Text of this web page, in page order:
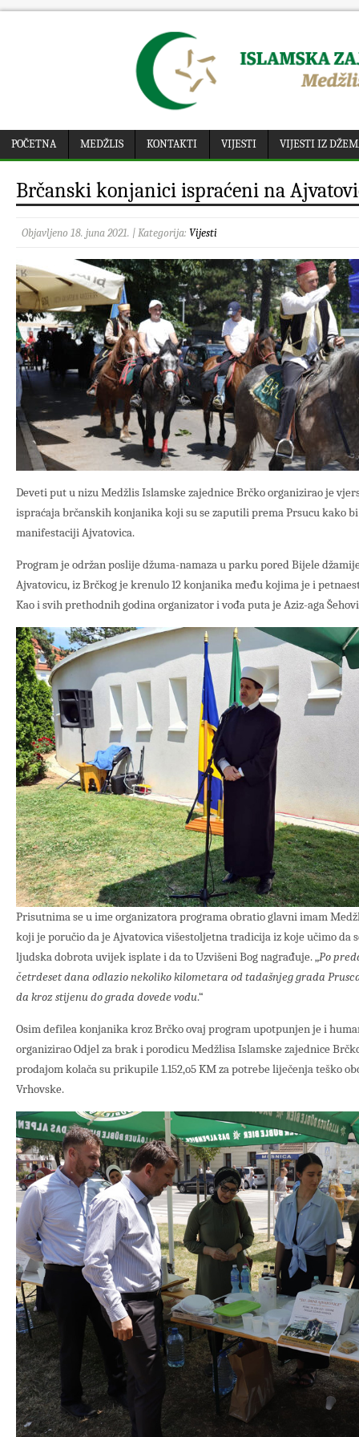
POČETNA MEDŽLIS KONTAKTI VIJESTI VIJESTI IZ
Brčanski konjanici ispraćeni na
Objavljeno 18. juna 2021. | Kategorija: Vijesti
Deveti put u nizu Medžlis Islamske zajednice Brčko organizirao je
ispraćaja brčanskih konjanika koji su se zaputili prema Prsucu kako
manifestaciji Ajvatovica.
Program je održan poslije džuma-namaza u parku pored Bijele džamije
Ajvatovicu, iz Brčkog je krenulo 12 konjanika među kojima je i
Kao i svih prethodnih godina organizator i vođa puta je Aziz-aga
Prisutnima se u ime organizatora programa obratio glavni imam
koji je poručio da je Ajvatovica višestoljetna tradicija iz koje učimo da
ljudska dobrota uvijek isplate i da to Uzvišeni Bog nagrađuje. „Po
četrdeset dana odlazio nekoliko kilometara od tadašnjeg grada
da kroz stijenu do grada dovedevodu.“
Osim defilea konjanika kroz Brčko ovaj program upotpunjen je i
organizirao Odjel za brak i porodicu Medžlisa Islamske zajednice
prodajom kolača su prikupile 1.152,o5 KM za potrebe liječenja teško
Vrhovske.